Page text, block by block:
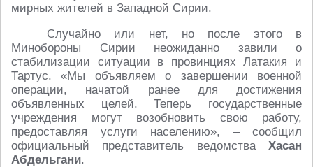
мирных жителей в Западной Сирии.
Случайно или нет, но после этого в
Минобороны Сирии неожиданно завили о
стабилизации ситуации в провинциях Латакия и
Тартус. «Мы объявляем о завершении военной
операции, начатой ранее для достижения
объявленных целей. Теперь государственные
учреждения могут возобновить свою работу,
предоставляя услуги населению», – сообщил
официальный представитель ведомства Хасан
Абдельгани.